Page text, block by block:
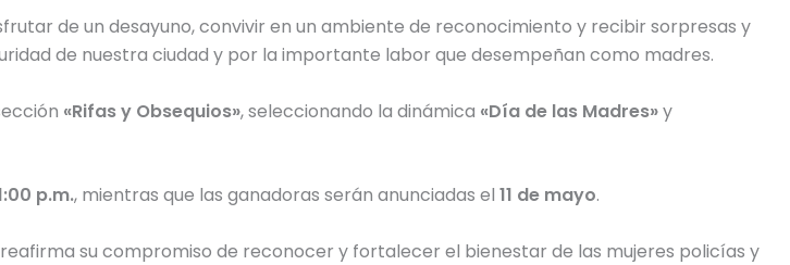
de un desayuno, convivir en un ambiente de reconocimiento y recibir sorpresas y
de nuestra ciudad y por la importante labor que desempeñan como madres.
«Rifas y Obsequios», seleccionando la dinámica «Día de las Madres»y
p.m., mientras que las ganadoras serán anunciadas el 11 de mayo.
su compromiso de reconocer y fortalecer el bienestar de las mujeres policías y